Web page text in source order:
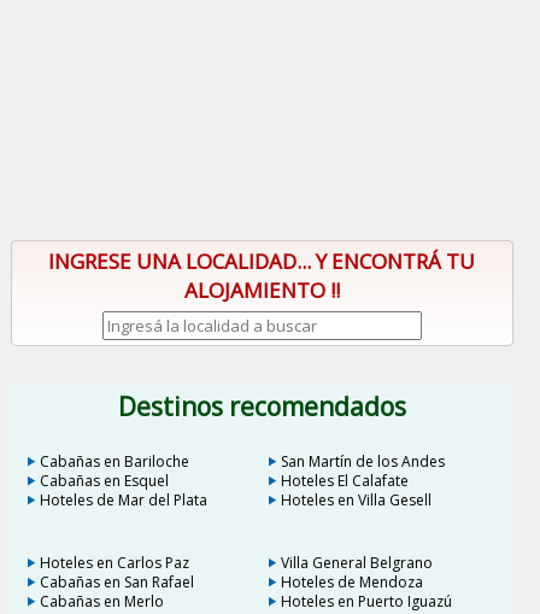
INGRESE UNA LOCALIDAD... Y ENCONTRÁ TU
ALOJAMIENTO !!
Destinos recomendados
Cabañas en Bariloche
San Martín de los Andes
Cabañas en Esquel
Hoteles El Calafate
Hoteles de Mar del Plata
Hoteles en Villa Gesell
Hoteles en Carlos Paz
Villa General Belgrano
Cabañas en San Rafael
Hoteles de Mendoza
Cabañas en Merlo
Hoteles en Puerto Iguazú